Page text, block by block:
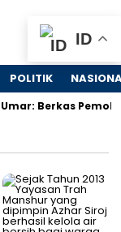
POLITIK
Umar: Berkas
ID